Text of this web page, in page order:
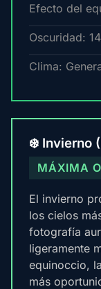
Efecto del
Oscuridad:
Clima:
❄️ Invierno
MÁXIMA
El invierno
los cielos
fotografía
ligeramente
equinoccio,
más